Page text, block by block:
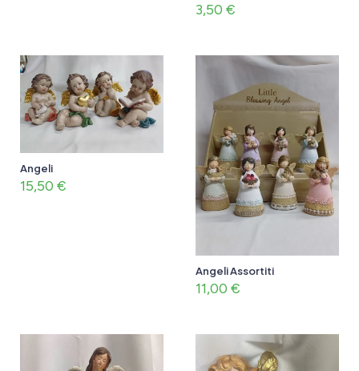
3,50 €
Angeli
15,50 €
Angeli Assortiti
11,00 €